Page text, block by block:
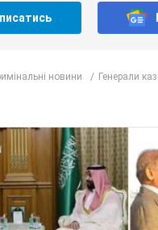
Туреччина та
аналог
взаємну підтримку у